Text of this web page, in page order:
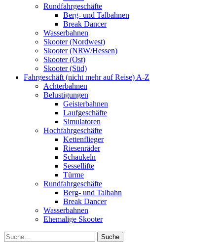
Rundfahrgeschäfte
Berg- und Talbahnen
Break Dancer
Wasserbahnen
Skooter (Nordwest)
Skooter (NRW/Hessen)
Skooter (Ost)
Skooter (Süd)
Fahrgeschäft (nicht mehr auf Reise) A-Z
Achterbahnen
Belustigungen
Geisterbahnen
Laufgeschäfte
Simulatoren
Hochfahrgeschäfte
Kettenflieger
Riesenräder
Schaukeln
Sessellifte
Türme
Rundfahrgeschäfte
Berg- und Talbahn
Break Dancer
Wasserbahnen
Ehemalige Skooter